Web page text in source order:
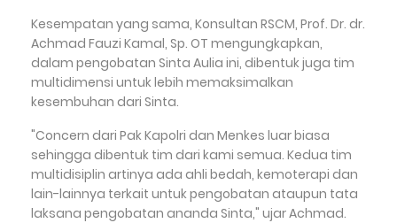
Kesempatan yang sama, Konsultan RSCM, Prof. Dr. dr.
Achmad Fauzi Kamal, Sp. OT mengungkapkan,
dalam pengobatan Sinta Aulia ini, dibentuk juga tim
multidimensi untuk lebih memaksimalkan
kesembuhan dari Sinta.
"Concern dari Pak Kapolri dan Menkes luar biasa
sehingga dibentuk tim dari kami semua. Kedua tim
multidisiplin artinya ada ahli bedah, kemoterapi dan
lain-lainnya terkait untuk pengobatan ataupun tata
laksana pengobatan ananda Sinta," ujar Achmad.